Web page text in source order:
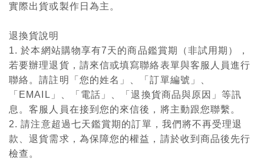
實際出貨或製作日為主。
退換貨說明
1. 於本網站購物享有7天的商品鑑賞期（非試用期），
若要辦理退貨，請來信或填寫聯絡表單與客服人員進行
聯絡。請註明「您的姓名」、「訂單編號」、
「EMAIL」、「電話」、「退換貨商品與原因」等訊
息。客服人員在接到您的來信後，將主動跟您聯繫。
2. 請注意超過七天鑑賞期的訂單，我們將不再受理退
款、退貨需求，為保障您的權益，請於收到商品後先行
檢查。